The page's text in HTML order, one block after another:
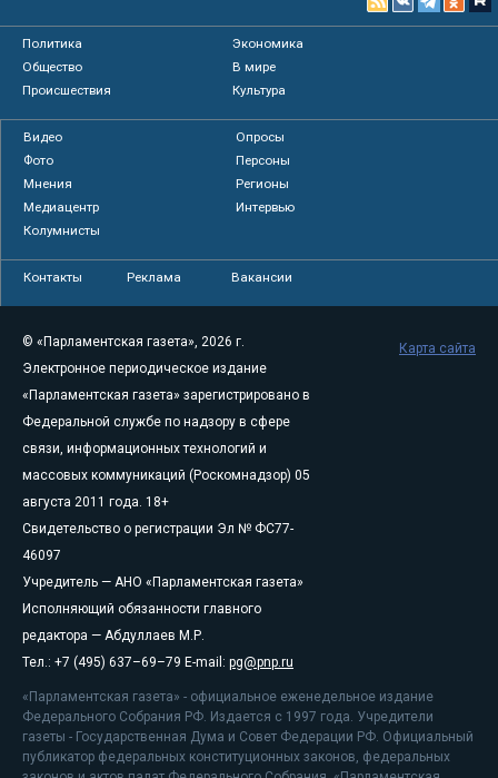
Политика
Экономика
Общество
В мире
Происшествия
Культура
Видео
Опросы
Фото
Персоны
Мнения
Регионы
Медиацентр
Интервью
Колумнисты
Контакты Реклама Вакансии
© «Парламентская газета», 2026 г.
Электронное периодическое издание
«Парламентская газета» зарегистрировано в
Федеральной службе по надзору в сфере
связи, информационных технологий и
массовых коммуникаций (Роскомнадзор) 05
августа 2011 года. 18+
Свидетельство о регистрации Эл № ФС77-
46097
Учредитель — АНО «Парламентская газета»
Исполняющий обязанности главного
редактора — Абдуллаев М.Р.
Тел.: +7 (495) 637–69–79 E-mail: pg@pnp.ru
«Парламентская газета» - официальное еженедельное издание
Федерального Собрания РФ. Издается с 1997 года. Учредители
газеты - Государственная Дума и Совет Федерации РФ. Официальный
публикатор федеральных конституционных законов, федеральных
Карта сайта